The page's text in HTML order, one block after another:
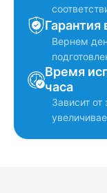
Гарантия
Вернем
Время
часа
Зависит